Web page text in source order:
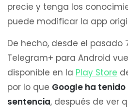
precie y tenga los
puede modificar la app
De hecho, desde el pasado
Telegram+ para Android
disponible en la Play Store
por lo que Google ha
sentencia, después de ver